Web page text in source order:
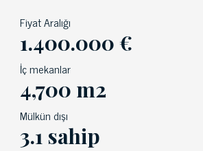
Fiyat Aralığı
1.400.000 €
İç mekanlar
4,700 m2
Mülkün dışı
3.1 sahip